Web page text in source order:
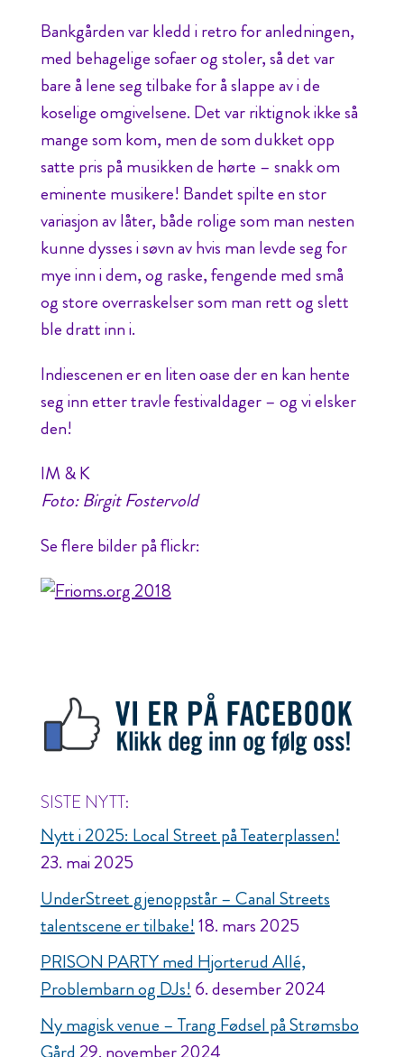
Bankgården var kledd i retro for anledningen,
med behagelige sofaer og stoler, så det var
bare å lene seg tilbake for å slappe av i de
koselige omgivelsene. Det var riktignok ikke så
mange som kom, men de som dukket opp
satte pris på musikken de hørte – snakk om
eminente musikere! Bandet spilte en stor
variasjon av låter, både rolige som man nesten
kunne dysses i søvn av hvis man levde seg for
mye inn i dem, og raske, fengende med små
og store overraskelser som man rett og slett
ble dratt inn i.
Indiescenen er en liten oase der en kan hente
seg inn etter travle festivaldager – og vi elsker
den!
IM & K
Foto: Birgit Fostervold
Se flere bilder på flickr:
SISTE NYTT:
Nytt i 2025: Local Street på Teaterplassen!
23. mai 2025
UnderStreet gjenoppstår – Canal Streets
talentscene er tilbake!18. mars 2025
PRISON PARTY med Hjorterud Allé,
Problembarn og DJs!6. desember 2024
Ny magisk venue – Trang Fødsel på Strømsbo